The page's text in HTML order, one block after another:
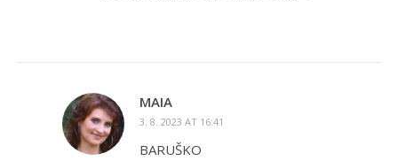
MAIA
3. 8. 2023 AT 16:41
BARUŠKO